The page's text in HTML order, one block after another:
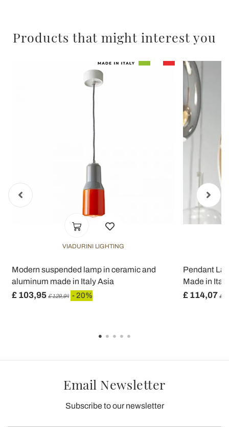
Products that might interest you
VIADURINI LIGHTING
Modern suspended lamp in ceramic and
aluminum made in Italy Asia
£ 103,95 £ 129,94 - 20%
Pendant
Made in
£ 114,07 £
Email Newsletter
Subscribe to our newsletter